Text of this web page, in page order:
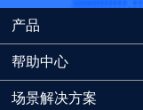
产品
帮助中心
场景解决方案